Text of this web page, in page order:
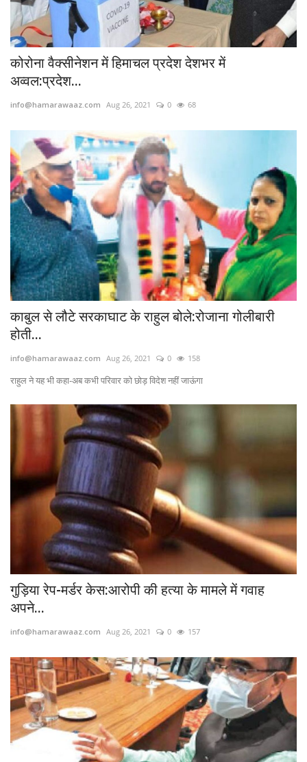
कोरोना वैक्सीनेशन में हिमाचल प्रदेश देशभर में
अव्वल:प्रदेश...
info@hamarawaaz.com Aug 26, 2021 0 68
काबुल से लौटे सरकाघाट के राहुल बोले:रोजाना गोलीबारी
होती...
info@hamarawaaz.com Aug 26, 2021 0 158
राहुल ने यह भी कहा-अब कभी परिवार को छोड़ विदेश नहीं जाऊंगा
गुड़िया रेप-मर्डर केस:आरोपी की हत्या के मामले में गवाह
अपने...
info@hamarawaaz.com Aug 26, 2021 0 157